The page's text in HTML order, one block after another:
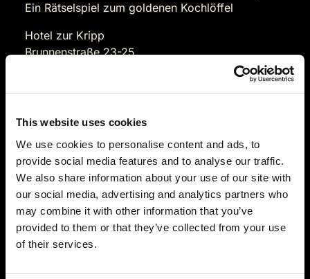
This website uses cookies
We use cookies to personalise content and ads, to
provide social media features and to analyse our traffic.
We also share information about your use of our site with
our social media, advertising and analytics partners who
may combine it with other information that you’ve
provided to them or that they’ve collected from your use
of their services.
Ein Rätselspiel zum goldenen Kochlöffel
Hotel zur Kripp
Brunnenstraße 23-25
Auf der Karte anzeigen
89,90 €
Tickets kaufen